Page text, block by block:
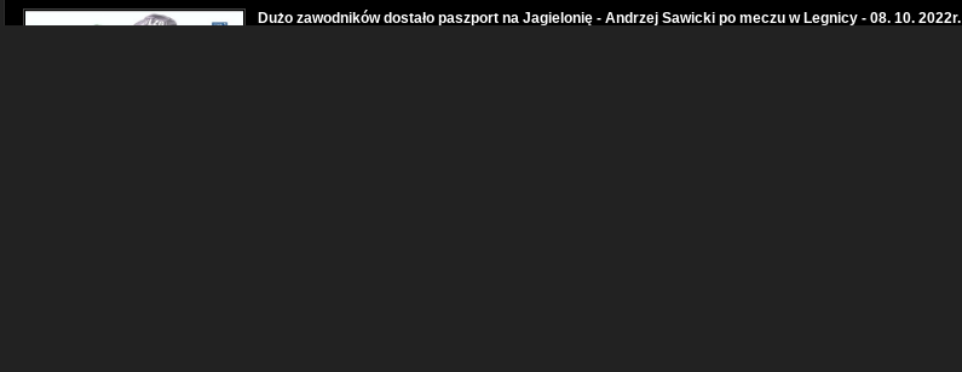
Dużo zawodników dostało paszport na Jagielonię - Andrzej Sawicki po meczu w Legnicy - 08. 10. 2022r.